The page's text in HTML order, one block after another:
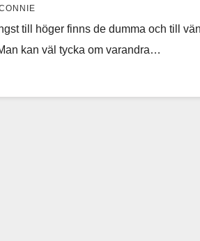
till höger finns de dumma och till
kan väl tycka om varandra…